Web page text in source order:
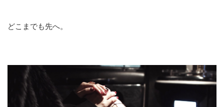
どこまでも先へ。